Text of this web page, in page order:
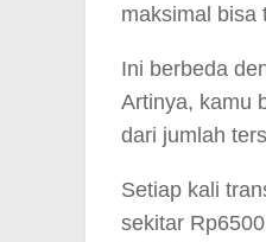
maksimal bisa
Ini berbeda
Artinya, kamu
dari jumlah
Setiap kali
sekitar